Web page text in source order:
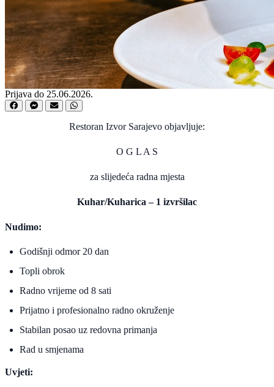
Prijava do 25.06.2026.
Restoran Izvor Sarajevo objavljuje:
O G L A S
za slijedeća radna mjesta
Kuhar/Kuharica – 1 izvršilac
Nudimo:
Godišnji odmor 20 dan
Topli obrok
Radno vrijeme od 8 sati
Prijatno i profesionalno radno okruženje
Stabilan posao uz redovna primanja
Rad u smjenama
Uvjeti: